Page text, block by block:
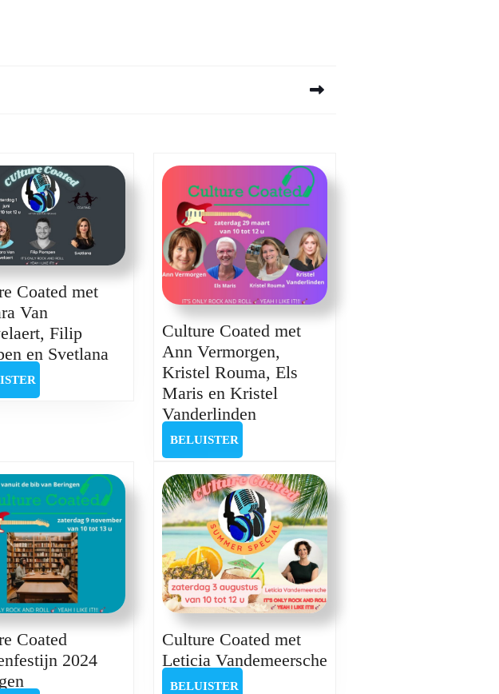
Coated met
Van
Filip
en Svetlana
Barbara
Cauwelaert,
Filip
Plompen
en
Svetlana
Culture Coated met
Ann Vermorgen,
Kristel Rouma, Els
Maris en Kristel
VanderlindenCulture
Ann
Vermorgen,
Kristel
Rouma,
Els
Maris
en
Kristel
Vanderlinden
BELUISTERBELUISTER
Coated
2024
Culture Coated met
Leticia VandemeerscheCulture
BELUISTERBELUISTER